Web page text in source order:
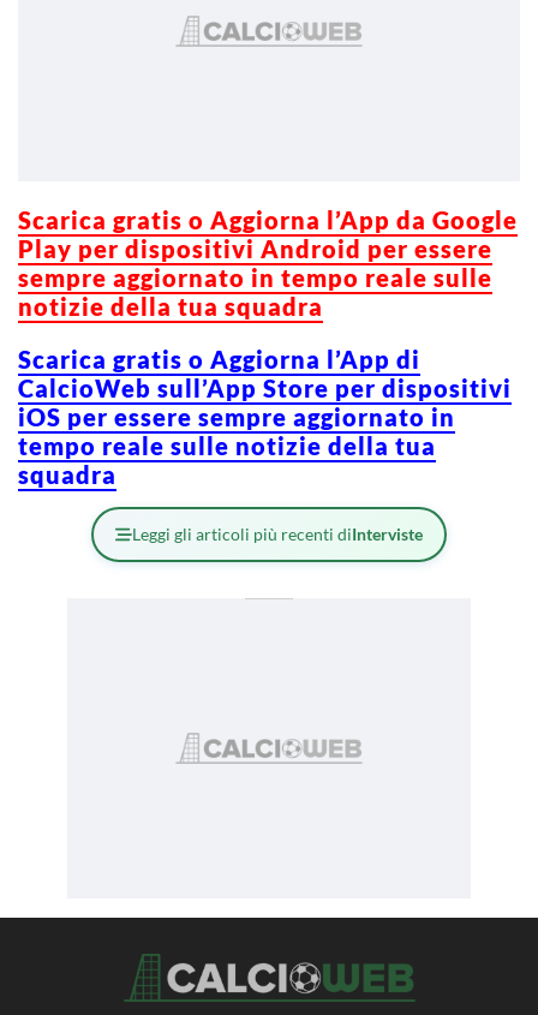
Scarica gratis o Aggiorna l’App da Google
Play per dispositivi Android per essere
sempre aggiornato in tempo reale sulle
notizie della tua squadra
Scarica gratis o Aggiorna l’App di
CalcioWeb sull’App Store per dispositivi
iOS per essere sempre aggiornato in
tempo reale sulle notizie della tua
squadra
Leggi gli articoli più recenti diInterviste